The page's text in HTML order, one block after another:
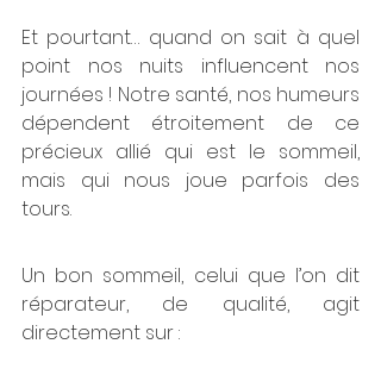
Et pourtant… quand on sait à quel
point nos nuits influencent nos
journées ! Notre santé, nos humeurs
dépendent étroitement de ce
précieux allié qui est le sommeil,
mais qui nous joue parfois des
tours.
Un bon sommeil, celui que l’on dit
réparateur, de qualité, agit
directement sur :